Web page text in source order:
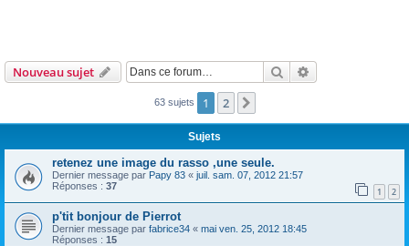
Nouveau sujet Rechercher
63 sujets 1 2
Sujets
retenez une image du rasso ,une seule.
Dernier message par Papy 83 « juil. sam. 07, 2012 21:57
Réponses : 37 1 2
p'tit bonjour de Pierrot
Dernier message par fabrice34 « mai ven. 25, 2012 18:45
Réponses : 15